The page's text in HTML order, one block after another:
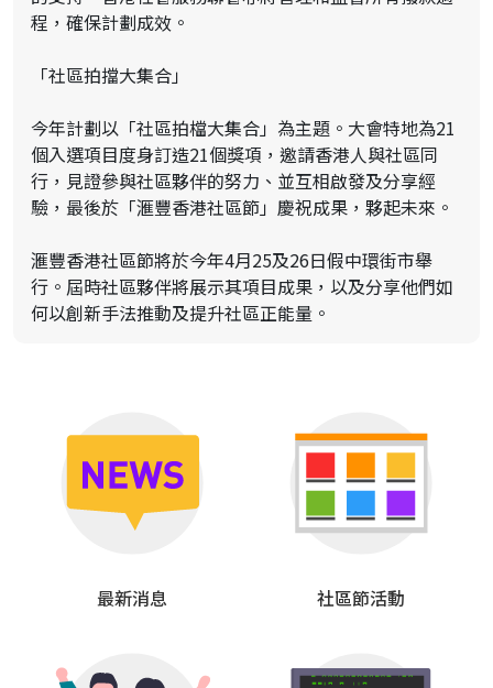
程，確保計劃成效。
「社區拍擋大集合」
今年計劃以「社區拍檔大集合」為主題。大會特地為21
個入選項目度身訂造21個獎項，邀請香港人與社區同
行，見證參與社區夥伴的努力、並互相啟發及分享經
驗，最後於「滙豐香港社區節」慶祝成果，夥起未來。
滙豐香港社區節將於今年4月25及26日假中環街市舉
行。屆時社區夥伴將展示其項目成果，以及分享他們如
何以創新手法推動及提升社區正能量。
最新消息 社區節活動